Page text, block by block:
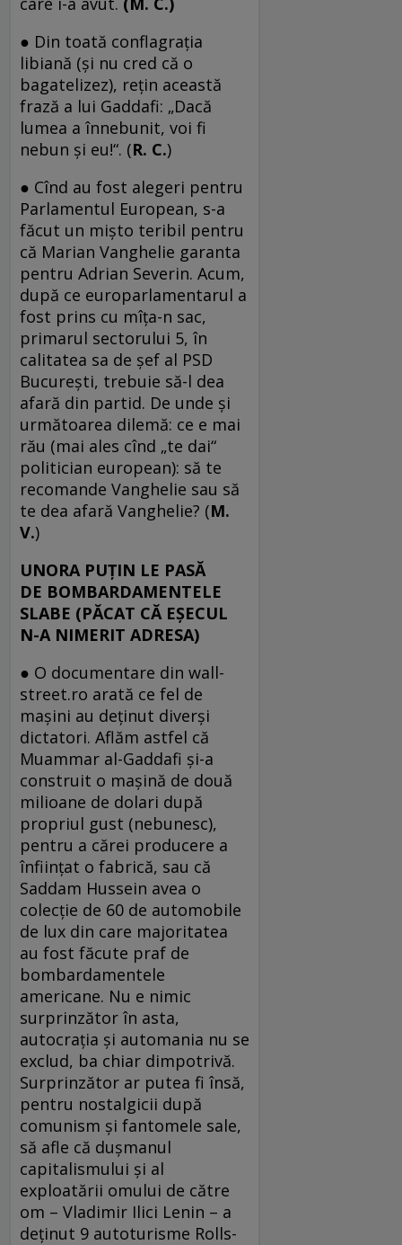
● Din toată conflagraţia
libiană (şi nu cred că o
bagatelizez), reţin această
frază a lui Gaddafi: „Dacă
lumea a înnebunit, voi fi
nebun şi eu!“. (R. C.)
● Cînd au fost alegeri pentru
Parlamentul European, s-a
făcut un mişto teribil pentru
că Marian Vanghelie garanta
pentru Adrian Severin. Acum,
după ce europarlamentarul a
fost prins cu mîţa-n sac,
primarul sectorului 5, în
calitatea sa de şef al PSD
Bucureşti, trebuie să-l dea
afară din partid. De unde şi
următoarea dilemă: ce e mai
rău (mai ales cînd „te dai“
politician european): să te
recomande Vanghelie sau să
te dea afară Vanghelie? (M.
V.)
UNORA PUŢIN LE PASĂ
DE BOMBARDAMENTELE
SLABE (PĂCAT CĂ EŞECUL
N-A NIMERIT ADRESA)
● O documentare din wall-
street.ro arată ce fel de
maşini au deţinut diverşi
dictatori. Aflăm astfel că
Muammar al-Gaddafi şi-a
construit o maşină de două
milioane de dolari după
propriul gust (nebunesc),
pentru a cărei producere a
înfiinţat o fabrică, sau că
Saddam Hussein avea o
colecţie de 60 de automobile
de lux din care majoritatea
au fost făcute praf de
bombardamentele
americane. Nu e nimic
surprinzător în asta,
autocraţia şi automania nu se
exclud, ba chiar dimpotrivă.
Surprinzător ar putea fi însă,
pentru nostalgicii după
comunism şi fantomele sale,
să afle că duşmanul
capitalismului şi al
exploatării omului de către
om – Vladimir Ilici Lenin – a
deţinut 9 autoturisme Rolls-